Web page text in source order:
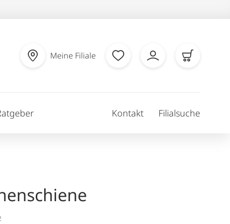
Meine Filiale
Kontakt Filialsuche